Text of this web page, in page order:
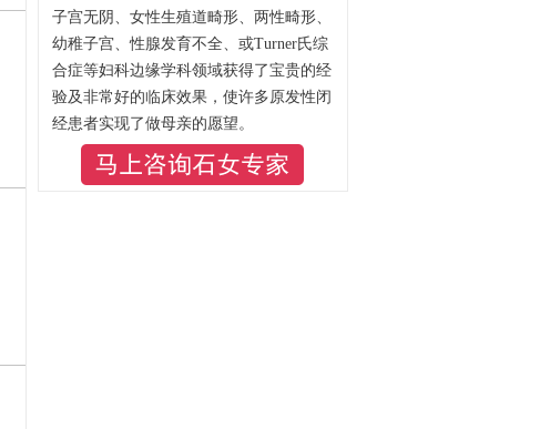
子宫无阴、女性生殖道畸形、两性畸形、
幼稚子宫、性腺发育不全、或Turner氏综
合症等妇科边缘学科领域获得了宝贵的经
验及非常好的临床效果，使许多原发性闭
经患者实现了做母亲的愿望。